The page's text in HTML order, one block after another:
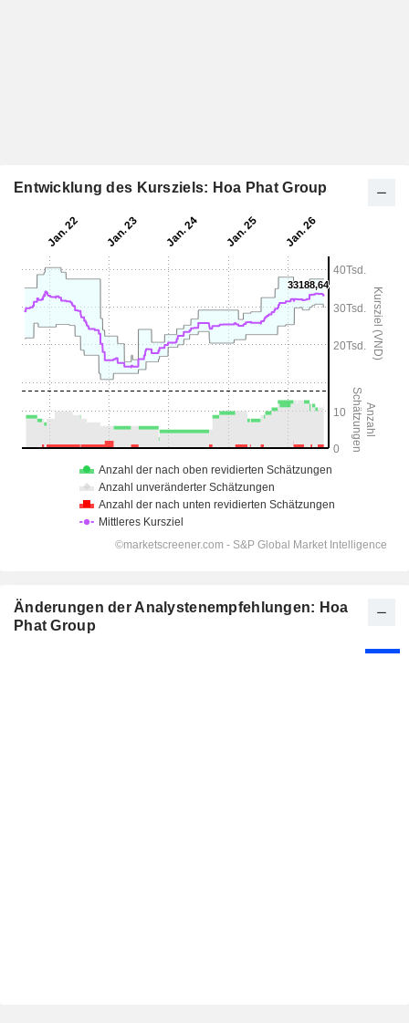
Entwicklung des Kursziels: Hoa Phat Group
Änderungen der Analystenempfehlungen: Hoa
Phat Group